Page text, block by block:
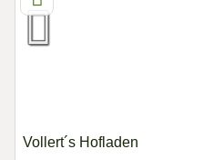
Vollert´s Hofladen